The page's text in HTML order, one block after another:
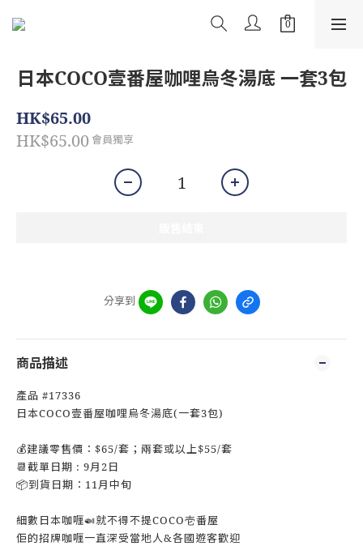
日本COCO壹番屋咖哩烏冬湯底 一套3包
HK$65.00
HK$65.00 會員獨享
分享到
商品描述
產品 #17336
日本COCO壹番屋咖哩烏冬湯底(一套3包)
💰建議零售價：$65/套；兩套或以上$55/套
📆截單日期 : 9月2日
📦到貨日期：11月中旬
細數日本咖喱🍛就不得不提COCO壱番屋
佢的招牌咖喱一直深受當地人&各國遊客歡迎